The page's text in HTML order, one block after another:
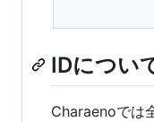
IDについ
Charaenoでは